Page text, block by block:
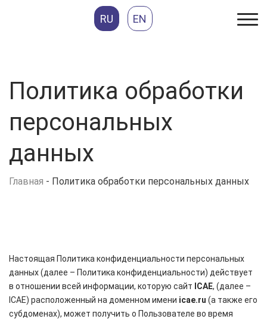
RU EN
Политика обработки
персональных
данных
Главная - Политика обработки персональных данных
Настоящая Политика конфиденциальности персональных
данных (далее – Политика конфиденциальности) действует
в отношении всей информации, которую сайт ICAE, (далее –
ICAE) расположенный на доменном имени icae.ru (а также его
субдоменах), может получить о Пользователе во время